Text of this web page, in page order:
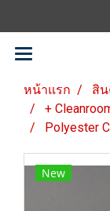
หน้าแรก สิ
+
Polyester
New